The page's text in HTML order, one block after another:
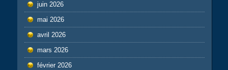
juin 2026
mai 2026
avril 2026
mars 2026
février 2026